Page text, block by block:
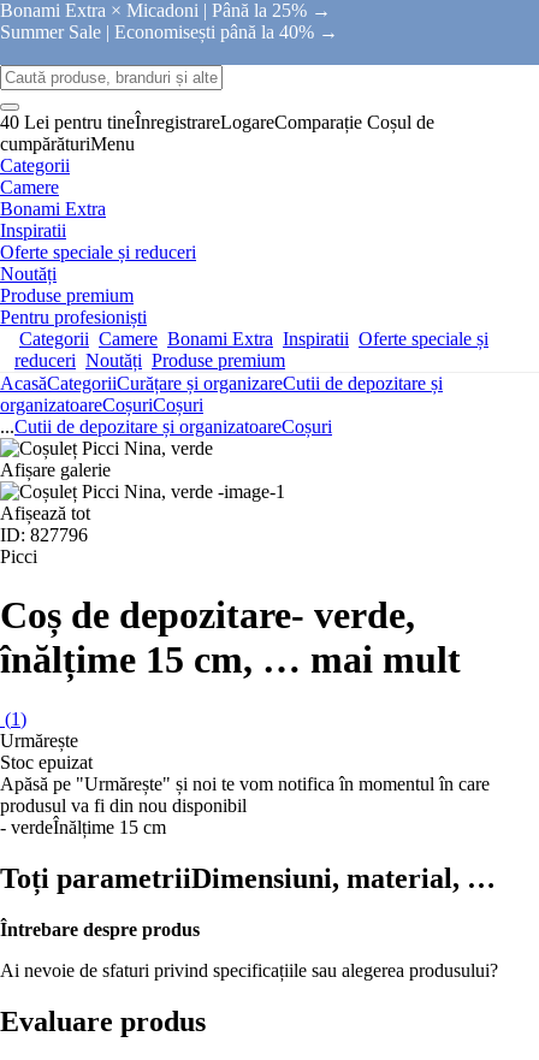
Bonami Extra × Micadoni | Până la 25% →
Summer Sale | Economisești până la 40% →
40 Lei pentru tineÎnregistrareLogareComparație Coșul de
cumpărăturiMenu
Categorii
Camere
Bonami Extra
Inspiratii
Oferte speciale și reduceri
Noutăți
Produse premium
Pentru profesioniști
Categorii Camere Bonami Extra Inspiratii Oferte speciale și
reduceri Noutăți Produse premium
AcasăCategoriiCurățare și organizareCutii de depozitare și
organizatoareCoșuriCoșuri
...Cutii de depozitare și organizatoareCoșuri
Afișare galerie
Afișează tot
ID: 827796
Picci
Coș de depozitare- verde,
înălțime 15 cm, … mai mult
(1)
Urmărește
Stoc epuizat
Apăsă pe "Urmărește" și noi te vom notifica în momentul în care
produsul va fi din nou disponibil
- verdeÎnălțime 15 cm
Toți parametriiDimensiuni, material, …
Întrebare despre produs
Ai nevoie de sfaturi privind specificațiile sau alegerea produsului?
Evaluare produs